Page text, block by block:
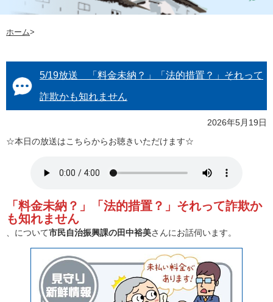
ホーム>
5/19放送 「料金未納？」「法的措置？」それって
詐欺かも知れません
2026年5月19日
☆本日の放送はこちらからお聴きいただけます☆
「料金未納？」「法的措置？」それって詐欺か
も知れません
、について市民自治振興課の田中裕美さんにお話伺います。